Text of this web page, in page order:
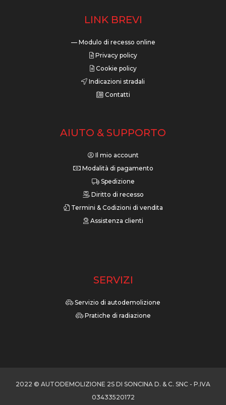
LINK BREVI
— Modulo di recesso online
Privacy policy
Cookie policy
Indicazioni stradali
Contatti
AIUTO & SUPPORTO
Il mio account
Modalità di pagamento
Spedizione
Diritto di recesso
Termini & Codizioni di vendita
Assistenza clienti
SERVIZI
Servizio di autodemolizione
Pratiche di radiazione
2022 © AUTODEMOLIZIONE 2S DI SONCINA D. & C. SNC - P.IVA
03433520172